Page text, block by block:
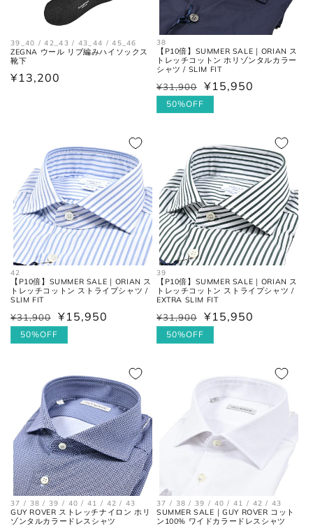
39_40 / 42_43 / 43_44 / 45_46
ZEGNA ウール リブ編みハイソックス
靴下
通
¥13,200
38
【P10倍】SUMMER SALE｜ORIAN ス
トレッチコットン ホリゾンタルカラー
シャツ / SLIM FIT
通
常
¥31,900
セ
ー
¥15,950
50%OFF
42
【P10倍】SUMMER SALE｜ORIAN ス
トレッチコットン ストライプシャツ /
SLIM FIT
通
常
¥31,900
セ
ー
¥15,950
50%OFF
39
【P10倍】SUMMER SALE｜ORIAN ス
トレッチコットン ストライプシャツ /
EXTRA SLIM FIT
通
常
¥31,900
セ
ー
¥15,950
50%OFF
37 / 38 / 39 / 40 / 41 / 42 / 43
GUY ROVER ストレッチナイロン ホリ
ゾンタルカラードレスシャツ
37 / 38 / 39 / 40 / 41 / 42 / 43
SUMMER SALE｜GUY ROVER コット
ン100% ワイドカラードレスシャツ
最大幅
一番張り出しているアウトソール
ヒールの上端と下端を結んだ長
お直しについてはこちらのページでご確認
ください。